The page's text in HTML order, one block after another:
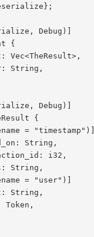
Debug)]
{
Vec<TheResult>,
String,
Debug)]
{
= "timestamp")]
String,
i32,
String,
= "user")]
String,
Token,